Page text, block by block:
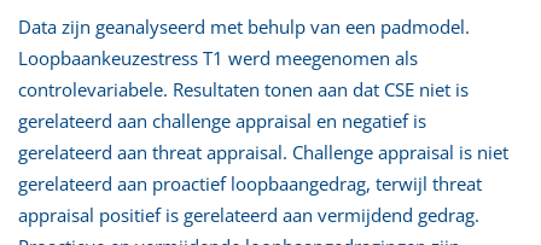
Data zijn geanalyseerd met behulp van een padmodel.
Loopbaankeuzestress T1 werd meegenomen als
controlevariabele. Resultaten tonen aan dat CSE niet is
gerelateerd aan challenge appraisal en negatief is
gerelateerd aan threat appraisal. Challenge appraisal is niet
gerelateerd aan proactief loopbaangedrag, terwijl threat
appraisal positief is gerelateerd aan vermijdend gedrag.